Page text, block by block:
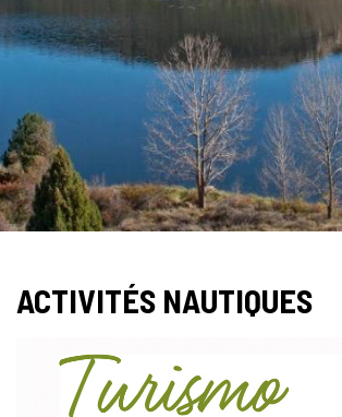
ACTIVITÉS NAUTIQUES